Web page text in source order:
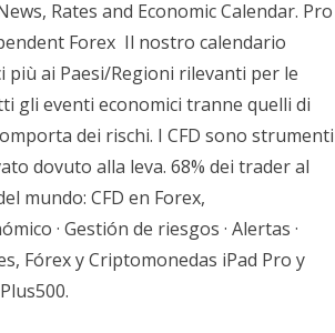
Rates and Economic Calendar. Pro
Forex Il nostro calendario
ai Paesi/Regioni rilevanti per le
gli eventi economici tranne quelli di
dei rischi. I CFD sono strumenti
dovuto alla leva. 68% dei trader al
mundo: CFD en Forex,
· Gestión de riesgos · Alertas ·
Fórex y Criptomonedas iPad Pro y